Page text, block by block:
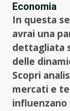
Economia
In questa
avrai una
dettagliata
delle
Scopri
mercati e
influenzano